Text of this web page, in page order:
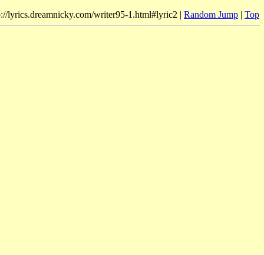
lyrics.dreamnicky.com/writer95-1.html#lyric2 | Random Jump | Top